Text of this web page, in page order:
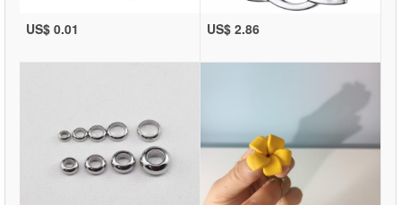
US$ 0.01 US$ 2.86